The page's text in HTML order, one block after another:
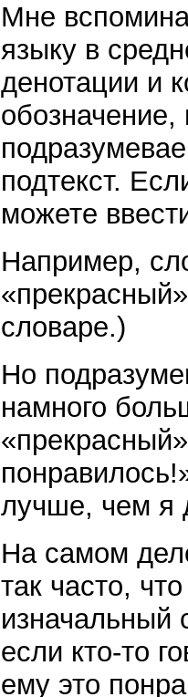
Мне
языку в
денотации и
подтекст.
можете
Например,
словаре.)
Но
намного
лучше, чем я
На самом
так часто,
изначальный
если кто-то
ему это